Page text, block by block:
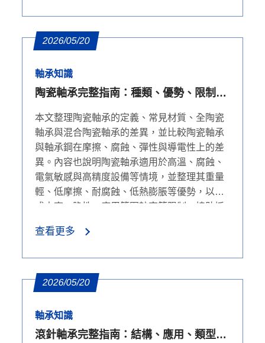
案例落地說明。
2026/05/20
軸承知識
陶瓷軸承完整指南：種類、優勢、限制與
本文整理陶瓷軸承的定義、常見材質、全陶瓷
軸承與混合陶瓷軸承的差異，並比較陶瓷軸承
與軸承鋼在摩擦、腐蝕、彈性與導電性上的差
異。內容也說明陶瓷軸承適用於高溫、腐蝕、
電氣敏感與高精度設備等情境，並整理其重量
輕、低摩擦、耐腐蝕、低熱膨脹等優勢，以及
成本高、脆性、應用範圍較窄等限制，協助採
查看更多
2026/05/20
軸承知識
滾針軸承完整指南：結構、應用、類型與